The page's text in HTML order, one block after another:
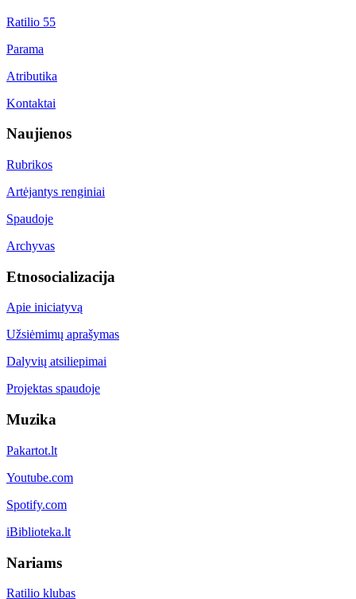
Ratilio 55
Parama
Atributika
Kontaktai
Naujienos
Rubrikos
Artėjantys renginiai
Spaudoje
Archyvas
Etnosocializacija
Apie iniciatyvą
Užsiėmimų aprašymas
Dalyvių atsiliepimai
Projektas spaudoje
Muzika
Pakartot.lt
Youtube.com
Spotify.com
iBiblioteka.lt
Nariams
Ratilio klubas